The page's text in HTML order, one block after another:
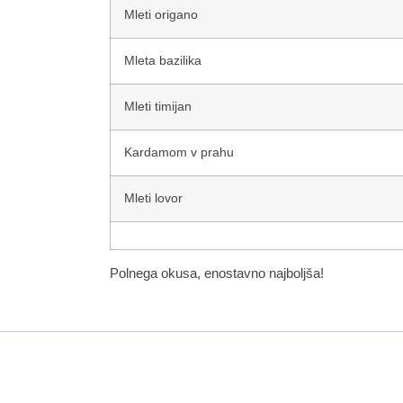
Mleti origano
Mleta bazilika
Mleti timijan
Kardamom v prahu
Mleti lovor
Polnega okusa, enostavno najboljša!